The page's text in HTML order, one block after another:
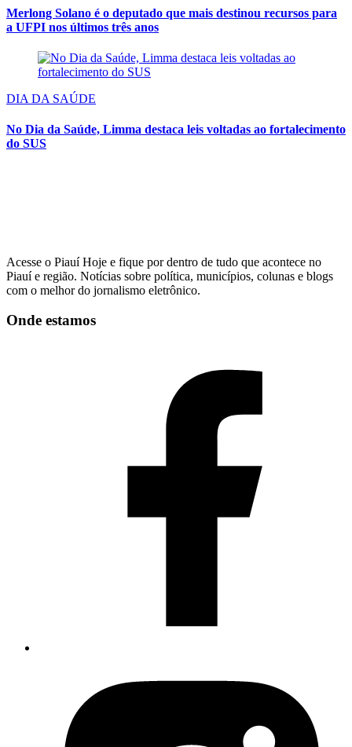
Merlong Solano é o deputado que mais destinou recursos para
a UFPI nos últimos três anos
DIA DA SAÚDE
No Dia da Saúde, Limma destaca leis voltadas ao fortalecimento
do SUS
Acesse o Piauí Hoje e fique por dentro de tudo que acontece no
Piauí e região. Notícias sobre política, municípios, colunas e blogs
com o melhor do jornalismo eletrônico.
Onde estamos